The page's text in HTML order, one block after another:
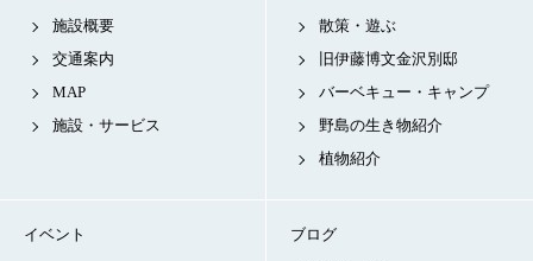
施設概要
交通案内
MAP
施設・サービス
散策・遊ぶ
旧伊藤博文金沢別邸
バーベキュー・キャンプ
野島の生き物紹介
植物紹介
イベント ブログ